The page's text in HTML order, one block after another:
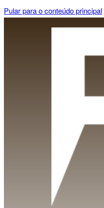
Pular para o conteúdo principal